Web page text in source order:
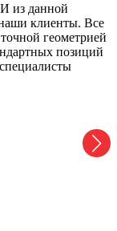
из данной
клиенты. Все
геометрией
позиций